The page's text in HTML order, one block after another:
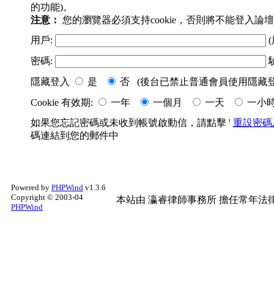
的功能)。
注意： 您的瀏覽器必須支持cookie，否則將不能登入論
用戶:
(
密碼:
隱藏登入
是
否 (後台已禁止普通會員使用隱藏
Cookie 有效期:
一年 一個月 一天
一小
如果您忘記密碼或未收到帳號啟動信，請點擊 ' 重設密
碼連結到您的郵件中
Powered by PHPWind v1.3.6
Copyright © 2003-04
PHPWind
本站由 瀛睿律師事務所 擔任常年法